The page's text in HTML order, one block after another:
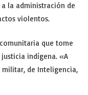
la administración de
violentos.
que tome
indígena. «A
de Inteligencia,